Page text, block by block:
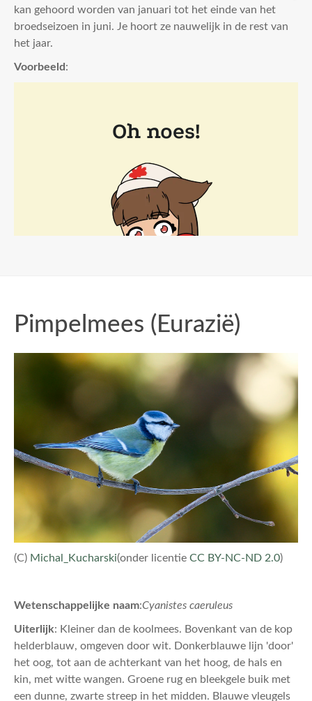
kan gehoord worden van januari tot het einde van het
broedseizoen in juni. Je hoort ze nauwelijk in de rest van
het jaar.
Voorbeeld :
Pimpelmees (Eurazië)
(C) Michal_Kucharski(onder licentie CC BY-NC-ND 2.0)
Wetenschappelijke naam:Cyanistes caeruleus
Uiterlijk: Kleiner dan de koolmees. Bovenkant van de kop
helderblauw, omgeven door wit. Donkerblauwe lijn 'door'
het oog, tot aan de achterkant van het hoog, de hals en
kin, met witte wangen. Groene rug en bleekgele buik met
een dunne, zwarte streep in het midden. Blauwe vleugels